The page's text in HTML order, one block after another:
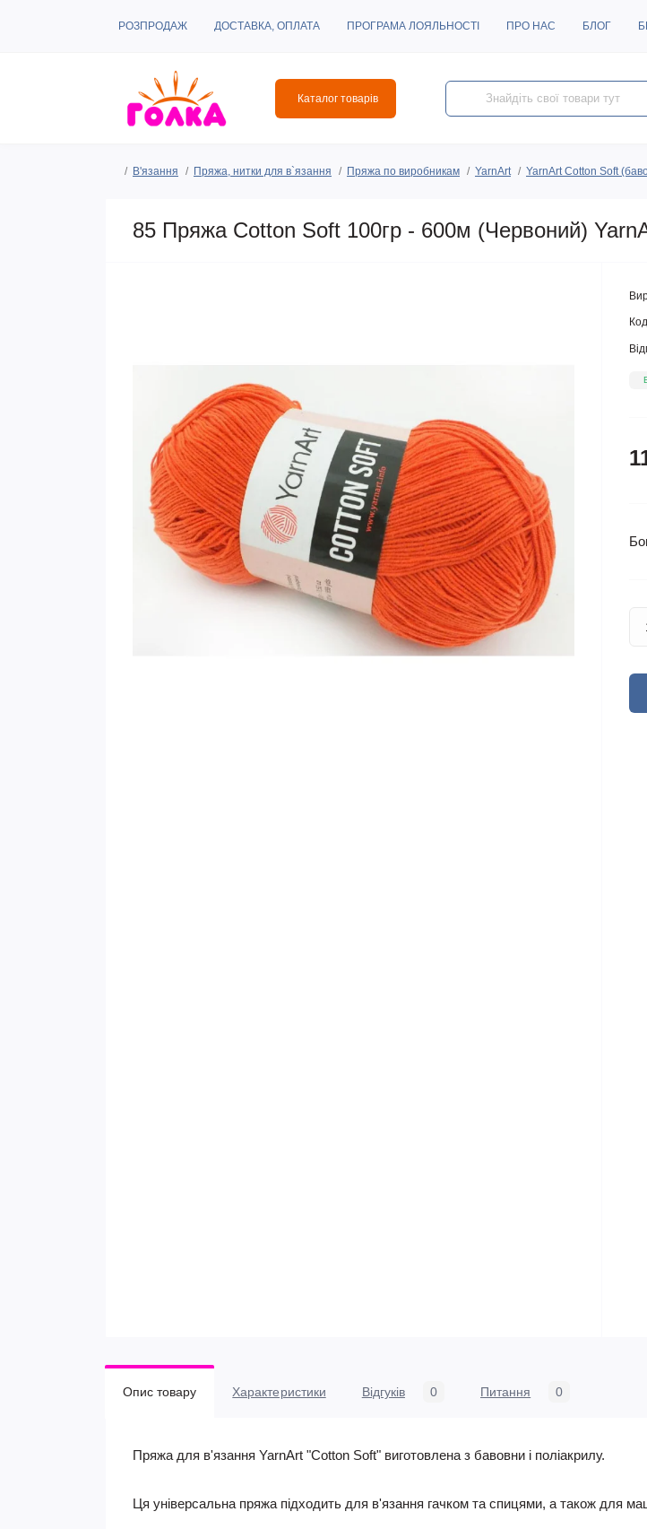
РОЗПРОДАЖ ДОСТАВКА, ОПЛАТА ПРОГРАМА ЛОЯЛЬНОСТІ ПРО НАС БЛОГ
Каталог товарів
В'язання Пряжа, нитки для в`язання Пряжа по виробникам YarnArt YarnArt Cotton Soft
85 Пряжа Cotton Soft 100гр - 600м (Червоний)
Опис товару Характеристики Відгуків 0 Питання 0
Пряжа для в'язання YarnArt "Cotton Soft" виготовлена з бавовни і поліакрилу.
Ця універсальна пряжа підходить для в'язання гачком та спицями, а також для